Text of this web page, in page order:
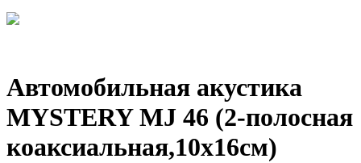
Автомобильная акустика
MYSTERY MJ 46 (2-полосная
коаксиальная,10x16см)